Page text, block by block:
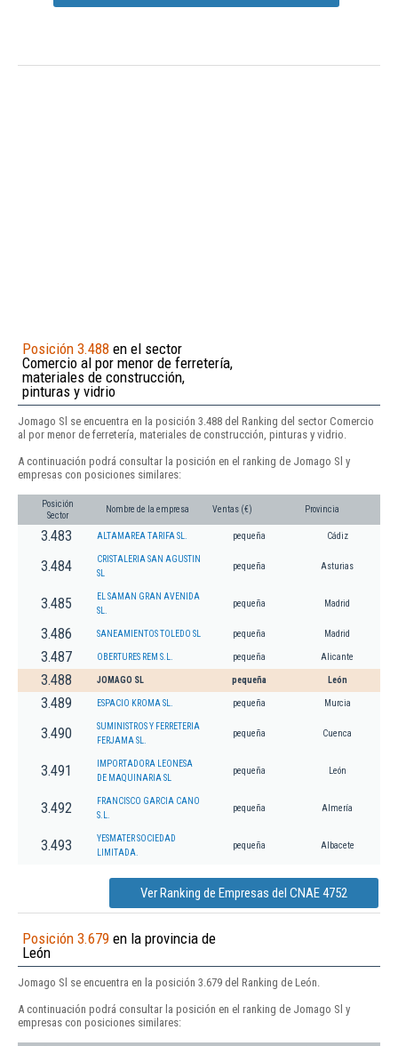
Posición 3.488 en el sector
Comercio al por menor de ferretería,
materiales de construcción,
pinturas y vidrio
Jomago Sl se encuentra en la posición 3.488 del Ranking del sector Comercio
al por menor de ferretería, materiales de construcción, pinturas y vidrio.
A continuación podrá consultar la posición en el ranking de Jomago Sl y
empresas con posiciones similares:
Posición
Sector
Nombre de la empresa Ventas (€) Provincia
3.483 ALTAMAREA TARIFA SL. pequeña Cádiz
3.484
CRISTALERIA SAN AGUSTIN
SL
pequeña Asturias
3.485
EL SAMAN GRAN AVENIDA
SL.
pequeña Madrid
3.486 SANEAMIENTOS TOLEDO SL pequeña Madrid
3.487 OBERTURES REM S.L. pequeña Alicante
3.488 JOMAGO SL pequeña León
3.489 ESPACIO KROMA SL. pequeña Murcia
3.490
SUMINISTROS Y FERRETERIA
FERJAMA SL.
pequeña Cuenca
3.491
IMPORTADORA LEONESA
DE MAQUINARIA SL
pequeña León
3.492
FRANCISCO GARCIA CANO
S.L.
pequeña Almería
3.493
YESMATER SOCIEDAD
LIMITADA.
pequeña Albacete
Ver Ranking de Empresas del CNAE 4752
Posición 3.679 en la provincia de
León
Jomago Sl se encuentra en la posición 3.679 del Ranking de León.
A continuación podrá consultar la posición en el ranking de Jomago Sl y
empresas con posiciones similares: